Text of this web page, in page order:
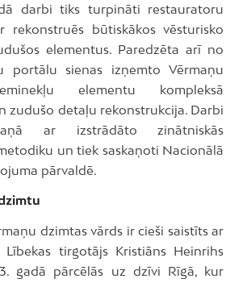
darbi tiks turpināti restauratoru
rekonstruēs būtiskākos vēsturisko
elementus. Paredzēta arī no
portālu sienas izņemto Vērmaņu
elementu kompleksā
zudušo detaļu rekonstrukcija. Darbi
ar izstrādāto zinātniskās
un tiek saskaņoti Nacionālā
pārvaldē.
dzimtas vārds ir cieši saistīts ar
Lībekas tirgotājs Kristiāns Heinrihs
gadā pārcēlās uz dzīvi Rīgā, kur